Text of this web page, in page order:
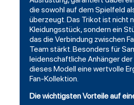
die sowohl auf dem Spielfeld
überzeugt. Das Trikot ist nicht
Kleidungsstück, sondern ein
das die Verbindung zwischen
Team stärkt. Besonders für
leidenschaftliche Anhänger
dieses Modell eine wertvolle
Fan-Kollektion.
Die wichtigsten Vorteile auf